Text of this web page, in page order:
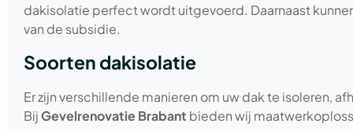
dakisolatie perfect wordt uitgevoerd. Daarnaast
van de subsidie.
Soorten dakisolatie
Er zijn verschillende manieren om uw dak te isoleren,
BijGevelrenovatie Brabant bieden wij